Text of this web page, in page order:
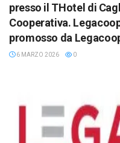
presso il THotel di
Cooperativa.
promosso da
6 MARZO 2026 0